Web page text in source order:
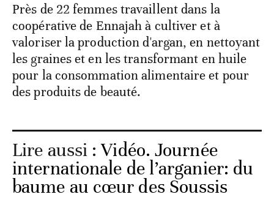
Près de 22 femmes travaillent dans la
coopérative de Ennajah à cultiver et à
valoriser la production d'argan, en nettoyant
les graines et en les transformant en huile
pour la consommation alimentaire et pour
des produits de beauté.
Lire aussi :Vidéo. Journée
internationale de l’arganier: du
baume au cœur des Soussis